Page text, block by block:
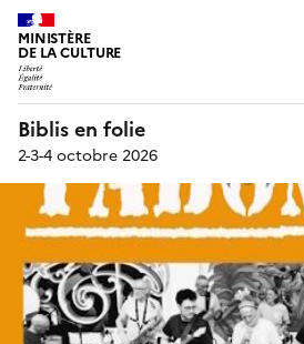
MINISTÈRE
DE LA CULTURE
Biblis en folie
2-3-4 octobre 2026